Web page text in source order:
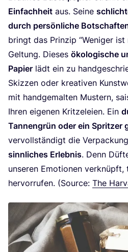
Ein­fach­heit aus. Sei­ne
durch per­sön­li­che
bringt das Prin­zip “Weni­ger ist
Gel­tung. Die­ses öko­lo­gi­sche
Papier lädt ein zu
Skiz­zen oder krea­ti­ven
mit hand­ge­mal­ten Mus­tern,
Ihren eige­nen Krit­ze­lei­en. Ein
Tan­nen­grün oder ein Sprit­zer
ver­voll­stän­digt die
sinn­li­ches Erleb­nis. Denn
unse­ren Emo­tio­nen ver­knüpft,
her­vor­ru­fen. (Source: The